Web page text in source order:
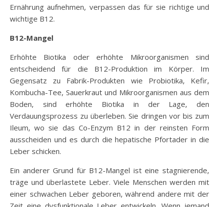
Ernährung aufnehmen, verpassen das für sie richtige und
wichtige B12.
B12-Mangel
Erhöhte Biotika oder erhöhte Mikroorganismen sind
entscheidend für die B12-Produktion im Körper. Im
Gegensatz zu Fabrik-Produkten wie Probiotika, Kefir,
Kombucha-Tee, Sauerkraut und Mikroorganismen aus dem
Boden, sind erhöhte Biotika in der Lage, den
Verdauungsprozess zu überleben. Sie dringen vor bis zum
Ileum, wo sie das Co-Enzym B12 in der reinsten Form
ausscheiden und es durch die hepatische Pfortader in die
Leber schicken.
Ein anderer Grund für B12-Mangel ist eine stagnierende,
träge und überlastete Leber. Viele Menschen werden mit
einer schwachen Leber geboren, während andere mit der